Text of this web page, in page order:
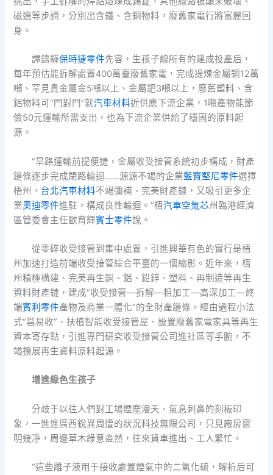
磁選等步調，分別出含鐵、含銅物料，廢舊家電行將富麗回
身。
譚鑄驊保時捷零件先容，生孩子線所有的建成投產后，
每年預估能拆解處置400萬臺廢舊家電，完成提煉金屬銅12萬
噸、罕見貴金屬金5噸以上、金屬鈀3噸以上，廢舊塑料、含
鋁物料可“門對門”就汽車材料近供應下流企業，1噸產物能節
儉50元運輸所需支出，也為下流企業供給了穩固的原料起
源。
“旱路運輸前提便捷，金屬收受接管系統初步構成，財產
鏈條逐步完成閉路輪迴……源源不竭的企業藍寶堅尼零件選擇
梧州， 台北汽車材料不竭彌補、完美財產鏈，又吸引更多企
業奧迪零件進駐，構成良性輪迴。”梧汽車空氣芯州臨港經濟
區管委會主任歐育輝賓士零件說。
從零碎收受接管到集中處置，引進興華有色的實行是梧
州加速打造前端收受接管綜合平臺的一個縮影。近年來，梧
州積極構建、完美再生銅、鋁、鉛鋅、塑料、再制造等再生
資料財產鏈，建成“收受接管—拆解—粗加工—高深加工—終
端賓利零件產物及商業一體化”的全財產鏈條。經由過程小法
式“邕易收”、扶植智能收受接管屋、設置廢舊家電家具等再生
資本寄存點，引進專門研究收受接管公司進社區等手腕，不
竭擴展再生資料原料起源。
增進綠色生孩子
分歧于以往人們對工場煙塵漫天、氣息刺鼻的刻板印
象，一進進廣西銳異周遭的狀況科技無限公司，只見廠房窗
明幾凈，周邊草木綠意盎然，往來貨車進出、工人繁忙。
“這些離子液用于接收處置煙氣中的二氧化硫，解析后可